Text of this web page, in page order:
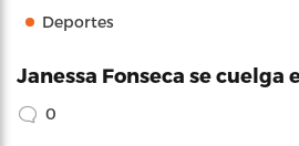
Deportes
Janessa Fonseca se cuelga
0